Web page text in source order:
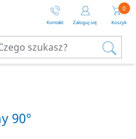
Kontakt Zaloguj się Koszyk
0
90°